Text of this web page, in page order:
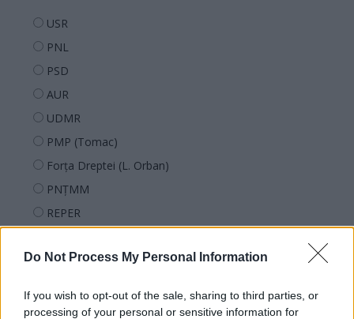
Do Not Process My Personal Information
If you wish to opt-out of the sale, sharing to third parties, or
processing of your personal or sensitive information for
USR
PNL
PSD
AUR
UDMR
PMP (Tomac)
Forța Dreptei (L. Orban)
PNȚMM
REPER
SOS (Șoșoacă)
PACE (Peia)